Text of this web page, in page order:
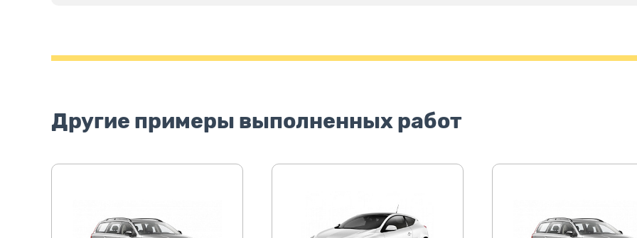
Другие примеры выполненных работ